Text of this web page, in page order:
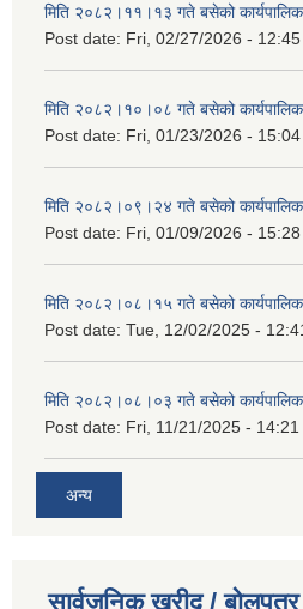
मिति २०८२।११।१३ गते बसेको
Post date: Fri, 02/27/2026 - 12:45
मिति २०८२।१०।०८ गते बसेको
Post date: Fri, 01/23/2026 - 15:04
मिति २०८२।०९।२४ गते बसेको
Post date: Fri, 01/09/2026 - 15:28
मिति २०८२।०८।१५ गते बसेको
Post date: Tue, 12/02/2025 -
मिति २०८२।०८।०३ गते बसेको
Post date: Fri, 11/21/2025 - 14:21
अन्य
सार्वजनिक खरीद /